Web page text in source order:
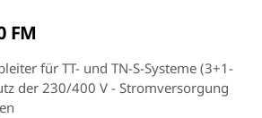
FM
für TT- und TN-S-Systeme (3+1-
der 230/400 V - Stromversorgung